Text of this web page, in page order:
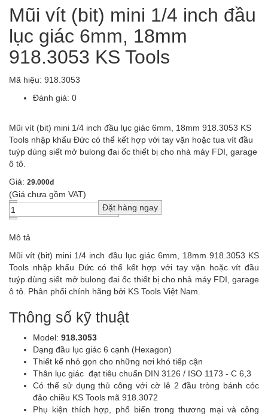
Mũi vít (bit) mini 1/4 inch đầu
lục giác 6mm, 18mm
918.3053 KS Tools
Mã hiệu: 918.3053
Đánh giá: 0
Mũi vít (bit) mini 1/4 inch đầu lục giác 6mm, 18mm 918.3053 KS
Tools nhập khẩu Đức có thể kết hợp với tay vặn hoặc tua vít đầu
tuýp dùng siết mở bulong đai ốc thiết bị cho nhà máy FDI, garage
ô tô.
Giá: 29.000đ
(Giá chưa gồm VAT)
Mô tả
Mũi vít (bit) mini 1/4 inch đầu lục giác 6mm, 18mm 918.3053 KS
Tools nhập khẩu Đức có thể kết hợp với tay vặn hoặc vít đầu
tuýp dùng siết mở bulong đai ốc thiết bị cho nhà máy FDI, garage
ô tô. Phân phối chính hãng bởi KS Tools Việt Nam.
Thông số kỹ thuật
Model: 918.3053
Dạng đầu lục giác 6 cạnh (Hexagon)
Thiết kế nhỏ gọn cho những nơi khó tiếp cận
Thân lục giác đạt tiêu chuẩn DIN 3126 / ISO 1173 - C 6,3
Có thể sử dụng thủ công với cờ lê 2 đầu tròng bánh cóc
đảo chiều KS Tools mã 918.3072
Phụ kiện thích hợp, phổ biến trong thương mại và công